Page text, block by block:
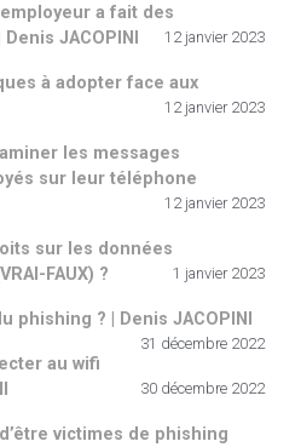
a fait des
JACOPINI
12 janvier 2023
à adopter face aux
12 janvier 2023
les messages
sur leur téléphone
12 janvier 2023
sur les données
FAUX) ?
1 janvier 2023
phishing ? | Denis JACOPINI
31 décembre 2022
au wifi
30 décembre 2022
victimes de phishing